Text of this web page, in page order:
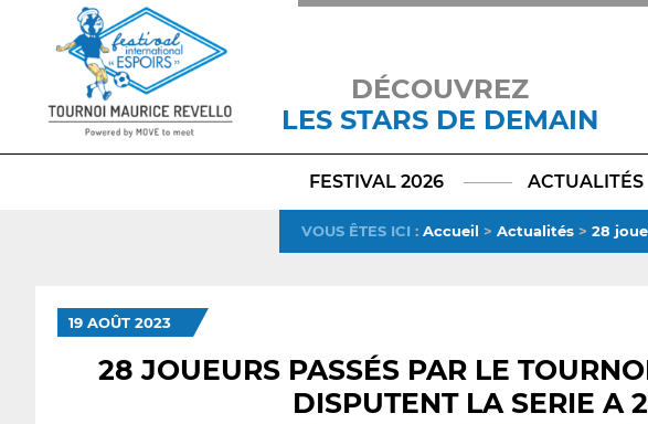
DÉCOUVREZ
LES STARS DE DEMAIN
FESTIVAL 2026 ACTUALITÉS
VOUS ÊTES ICI : Accueil > Actualités > 28
19 AOÛT 2023
28 JOUEURS PASSÉS PAR LE
DISPUTENT LA SERIE A